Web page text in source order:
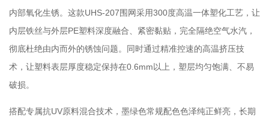
内部氧化生锈。这款UHS-207围网采用300度高温一体塑化工艺，让
内层铁丝与外层PE塑料深度融合、紧密黏贴，完全隔绝空气水汽，
彻底杜绝由内而外的锈蚀问题。同时通过精准控速的高温挤压技
术，让塑料表层厚度稳定保持在0.6mm以上，塑层均匀饱满、不易
破损。
搭配专属抗UV原料混合技术，墨绿色常规配色色泽纯正鲜亮，长期